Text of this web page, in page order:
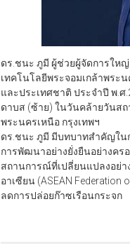
ดร.ชนะ ภูมี ผู้ช่วยผู้จัดการให
เทคโนโลยีพระจอมเกล้าพระ
และประเทศชาติ ประจำปี พ.
ดาบส (ซ้าย) ในวันคล้ายวันสถ
พระนครเหนือ กรุงเทพฯ
ดร.ชนะ ภูมี มีบทบาทสำคัญใน
การพัฒนาอย่างยั่งยืนอย่างคร
สถานการณ์ที่เปลี่ยนแปลงอย่า
อาเซียน (ASEAN
ลดการปล่อยก๊าซเรือนกระจก